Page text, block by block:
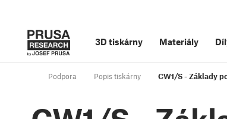
3D tiskárny Materiály
Podpora Popis tiskárny CW1/S - Základy